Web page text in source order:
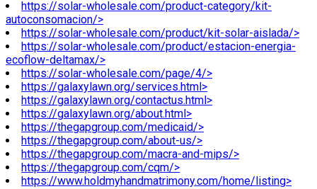
https://solar-wholesale.com/product-category/kit-
autoconsomacion/>
https://solar-wholesale.com/product/kit-solar-aislada/>
https://solar-wholesale.com/product/estacion-energia-
ecoflow-deltamax/>
https://solar-wholesale.com/page/4/>
https://galaxylawn.org/services.html>
https://galaxylawn.org/contactus.html>
https://galaxylawn.org/about.html>
https://thegapgroup.com/medicaid/>
https://thegapgroup.com/about-us/>
https://thegapgroup.com/macra-and-mips/>
https://thegapgroup.com/cqm/>
https://www.holdmyhandmatrimony.com/home/listing>